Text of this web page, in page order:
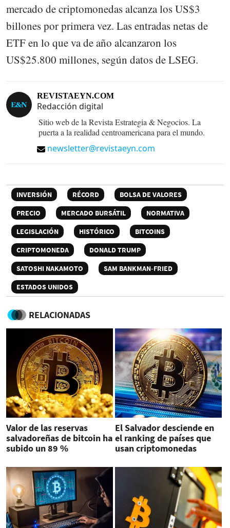
mercado de criptomonedas alcanza los US$3
billones por primera vez. Las entradas netas de
ETF en lo que va de año alcanzaron los
US$25.800 millones, según datos de LSEG.
REVISTAEYN.COM
Redacción digital
Sitio web de la Revista Estrategia & Negocios. La
puerta a la realidad centroamericana para el mundo.
newsletter@revistaeyn.com
INVERSIÓN RÉCORD
BOLSA DE VALORES
PRECIO
MERCADO BURSÁTIL
NORMATIVA
LEGISLACIÓN
HISTÓRICO
BITCOINS
CRIPTOMONEDA
DONALD TRUMP
SATOSHI NAKAMOTO
SAM BANKMAN-FRIED
ESTADOS UNIDOS
RELACIONADAS
Valor de las reservas
salvadoreñas de bitcoin ha
subido un 89 %
El Salvador desciende en
el ranking de países que
usan criptomonedas